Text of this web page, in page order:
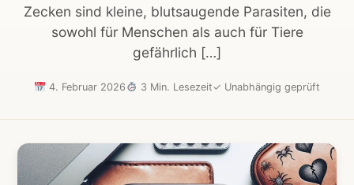
Zecken sind kleine, blutsaugende Parasiten, die
sowohl für Menschen als auch für Tiere
gefährlich […]
4. Februar 2026 3 Min. Lesezeit✓ Unabhängig geprüft